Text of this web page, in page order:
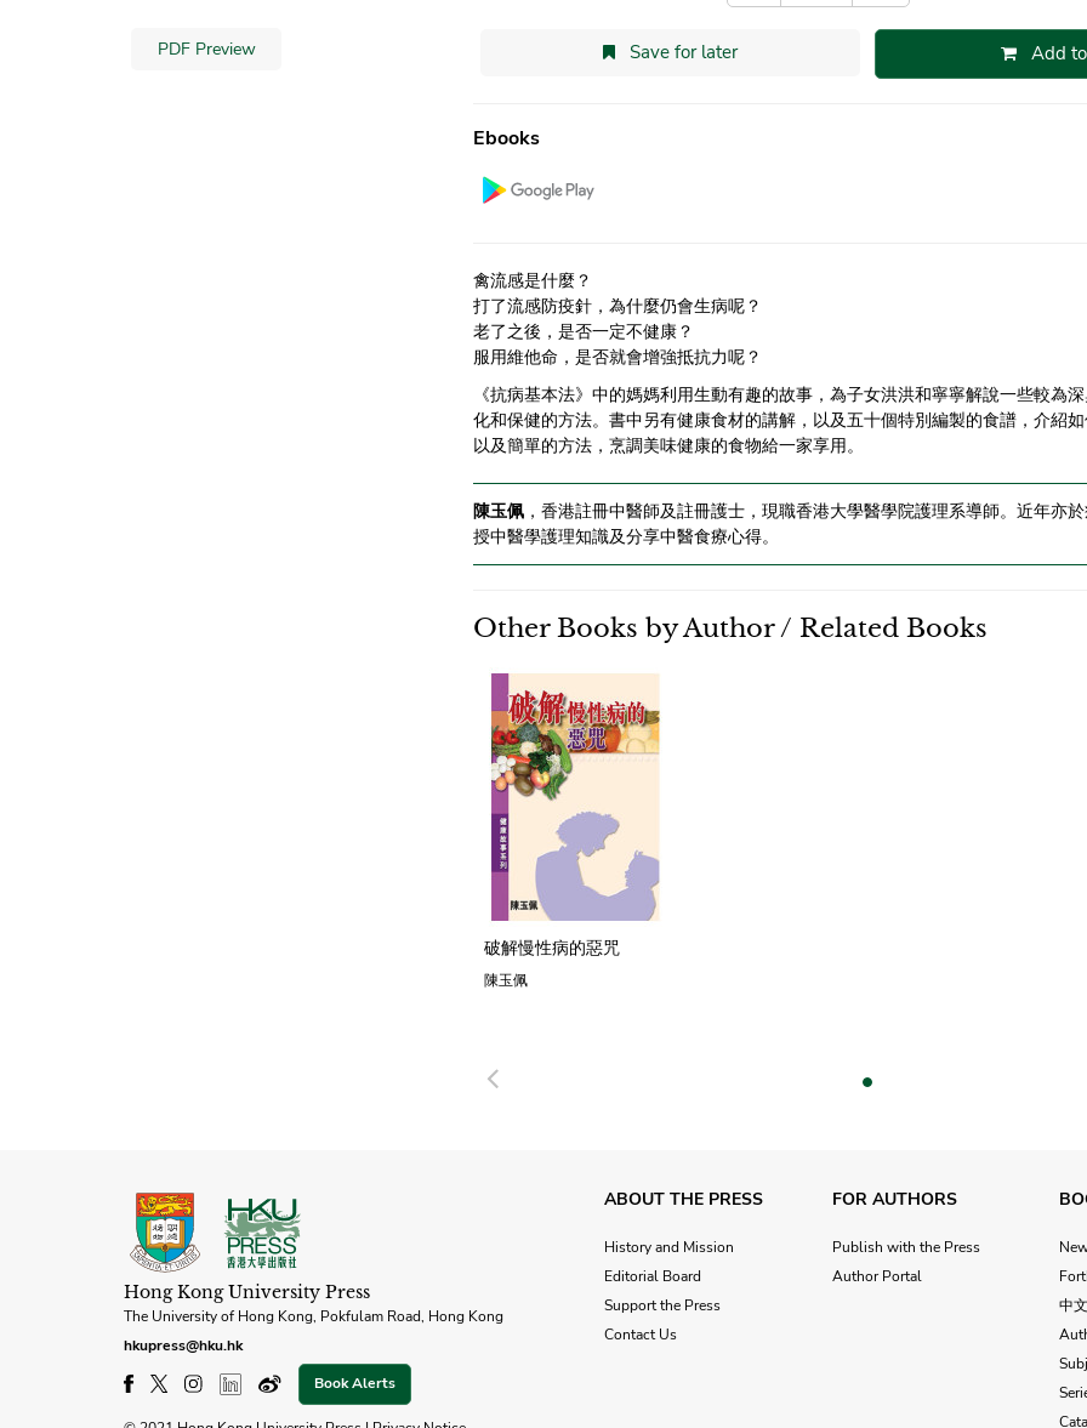
PDF Preview Save for later Add
Ebooks
禽流感是什麼？
打了流感防疫針，為什麼仍會生病呢？
老了之後，是否一定不健康？
服用維他命，是否就會增強抵抗力呢？
《抗病基本法》中的媽媽利用生動有趣的故事，為子女洪洪和寧寧解說一些較為
化和保健的方法。書中另有健康食材的講解，以及五十個特別編製的食譜，介紹
以及簡單的方法，烹調美味健康的食物給一家享用。
陳玉佩 ，香港註冊中醫師及註冊護士，現職香港大學醫學院護理系導師。近年亦
授中醫學護理知識及分享中醫食療心得。
Other Books by Author / Related Books
破解慢性病的惡咒
陳玉佩
Previous
Hong Kong University Press
The University of Hong Kong, Pokfulam Road, Hong Kong
hkupress@hku.hk
Book Alerts
ABOUT THE PRESS
History and Mission
Editorial Board
Support the Press
Contact Us
FOR AUTHORS
Publish with the Press
Author Portal
中